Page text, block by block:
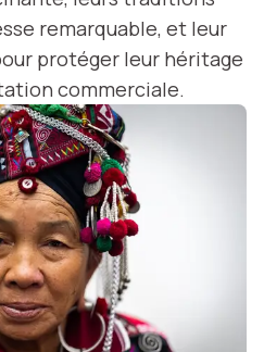
remarquable, et leur
protéger leur héritage
commerciale.